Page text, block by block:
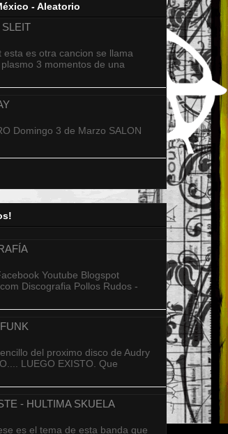
- Aleatorio
esta es otra cancion se llama
3 momentos de una
Domingo 3 de Marzo SALON
Youtube Blogspot
Discografia Pollos Rudos -
del proximo disco de Audry
LUEGO EXISTO. Que
- HULTIMA SKUELA
es el tema de esta banda que